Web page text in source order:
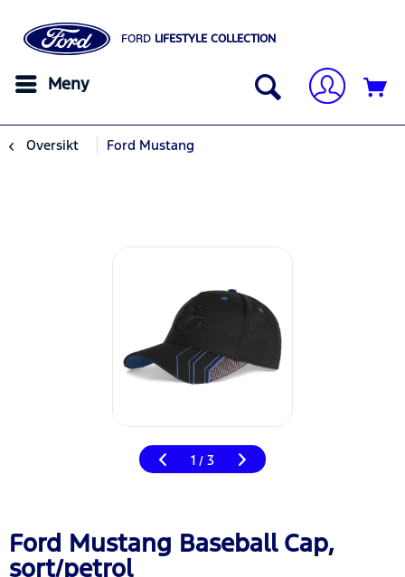
FORD LIFESTYLE COLLECTION
Meny
Oversikt Ford Mustang
1 / 3
Ford Mustang Baseball Cap,
sort/petrol